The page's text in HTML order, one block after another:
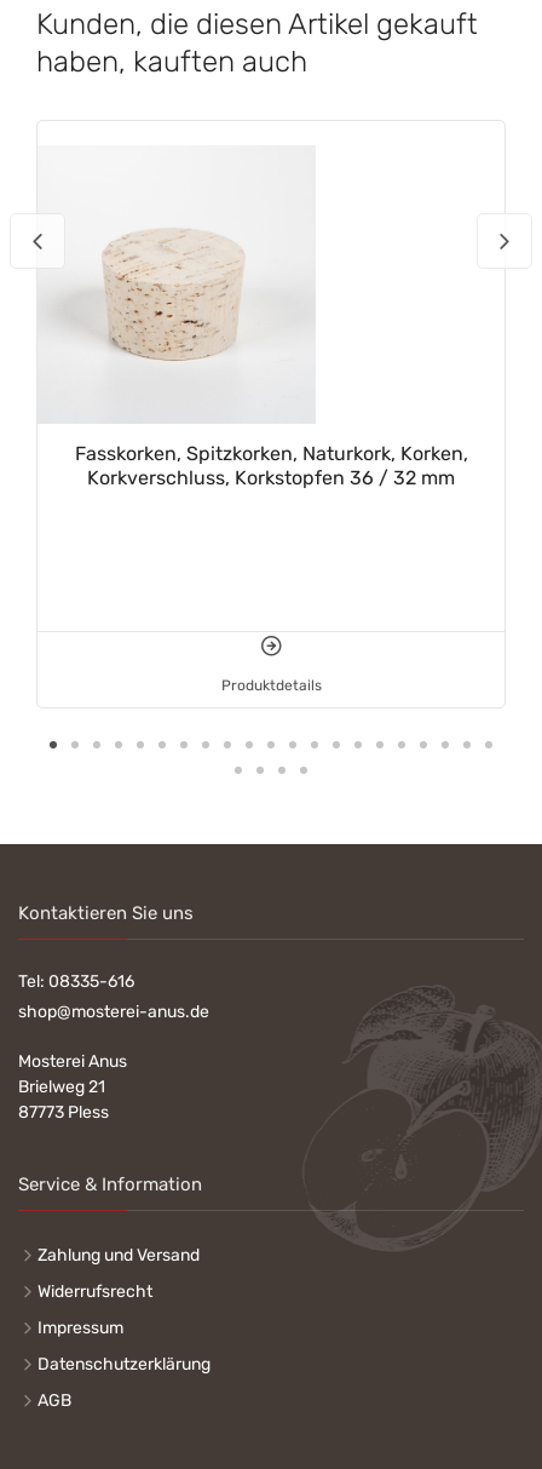
Kunden, die diesen Artikel gekauft
haben, kauften auch
Fasskorken, Spitzkorken, Naturkork, Korken,
Korkverschluss, Korkstopfen 36 / 32 mm
Produktdetails
Kontaktieren Sie uns
Tel: 08335-616
shop@mosterei-anus.de
Mosterei Anus
Brielweg 21
87773 Pless
Service & Information
Zahlung und Versand
Widerrufsrecht
Impressum
Datenschutzerklärung
AGB